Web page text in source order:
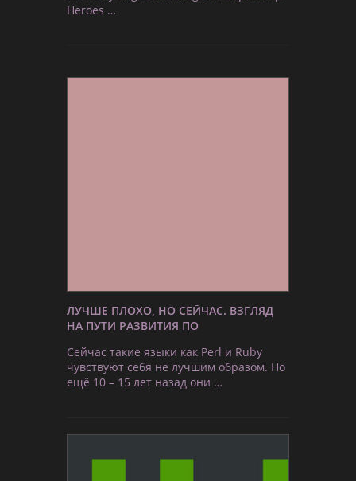
Heroes …
ЛУЧШЕ ПЛОХО, НО СЕЙЧАС. ВЗГЛЯД
НА ПУТИ РАЗВИТИЯ ПО
Сейчас такие языки как Perl и Ruby
чувствуют себя не лучшим образом. Но
ещё 10 – 15 лет назад они …